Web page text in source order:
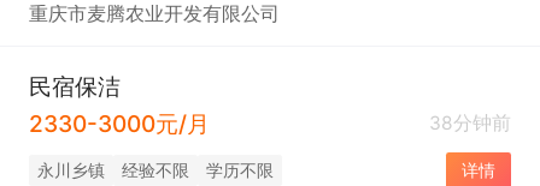
重庆市麦腾农业开发有限公司
民宿保洁
2330-3000元/月
38分钟前
永川乡镇 经验不限 学历不限 详情